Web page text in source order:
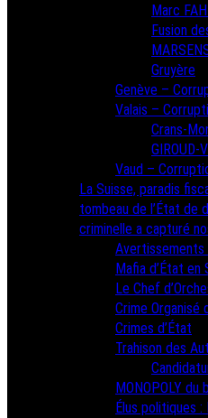
Marc
Fusion
Gruyère
Genève –
Valais –
Crans-
GIROUD-
Vaud –
La Suisse, paradis
tombeau de l’État de
criminelle a capturé
Avertissements
Mafia d’État en
Le Chef
Crime Organisé
Crimes d’État
Trahison des
MONOPOLY du
Élus politiques